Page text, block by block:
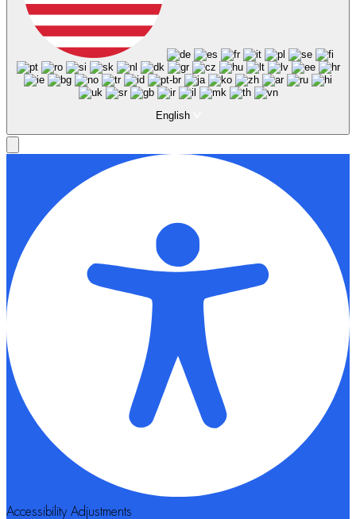
English
Accessibility Adjustments